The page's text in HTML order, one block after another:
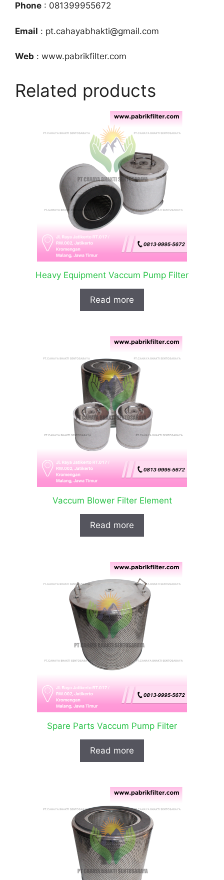
Phone : 081399955672
Email : pt.cahayabhakti@gmail.com
Web : www.pabrikfilter.com
Related products
Heavy Equipment Vaccum Pump Filter
Read more
Vaccum Blower Filter Element
Read more
Spare Parts Vaccum Pump Filter
Read more